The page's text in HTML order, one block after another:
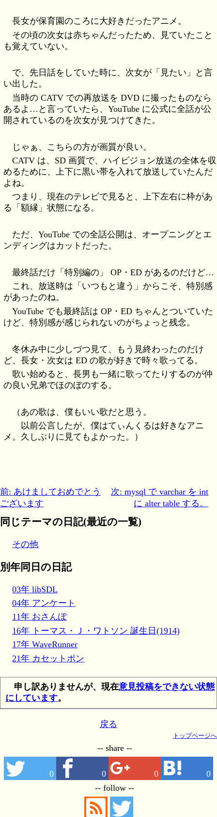
長女が保育園のころに大好きだったアニメ。
その頃の次女は赤ちゃんだったため、見ていたこと
も覚えていない。
で、先日話をしていた時に、次女が「見たい」と言
い出した。
当時の CATV での再放送を DVD に撮ったものなら
あるよ…と言っていたら、YouTube に公式に全話が公
開されているのを次女が見つけてきた。
じゃぁ、こちらの方が画質が良い。
CATV は、SD 画質で、ハイビジョン放送の全体を収
めるために、上下に黒い帯を入れて放送していたんだ
よね。
つまり、現在のテレビで見ると、上下左右に枠があ
る「額縁」状態になる。
ただ、YouTube での全話公開は、オープニングとエ
ンディングはカットだった。
最終話だけ「特別編の」 OP・ED があるのだけど…
これ、放送時は「いつもと違う」からこそ、特別感
があったのね。
YouTube でも最終話は OP・ED ちゃんとついていた
けど、特別感が感じられないのがちょっと残念。
冬休み中に少しづつ見て、もう見終わったのだけ
ど、長女・次女は ED の歌が好きで時々歌ってる。
歌い始めると、長男も一緒に歌ってたりするのが仲
の良い兄弟でほのぼのする。
（あの歌は、僕もいい歌だと思う。
以前公言したが、僕はてぃんくるは好きなアニ
メ。久しぶりに見てもよかった。）
前: あけましておめでとう
ございます
次: mysql で varchar を int
に alter table する。
同じテーマの日記(最近の一覧)
その他
別年同日の日記
03年 libSDL
04年 アンケート
11年 おさんぽ
16年 トーマス・Ｊ・ワトソン 誕生日(1914)
17年 WaveRunner
21年 カセットポン
申し訳ありませんが、現在意見投稿をできない状態
にしています。
戻る
トップページへ
-- share --
0 0 0 0
-- follow --